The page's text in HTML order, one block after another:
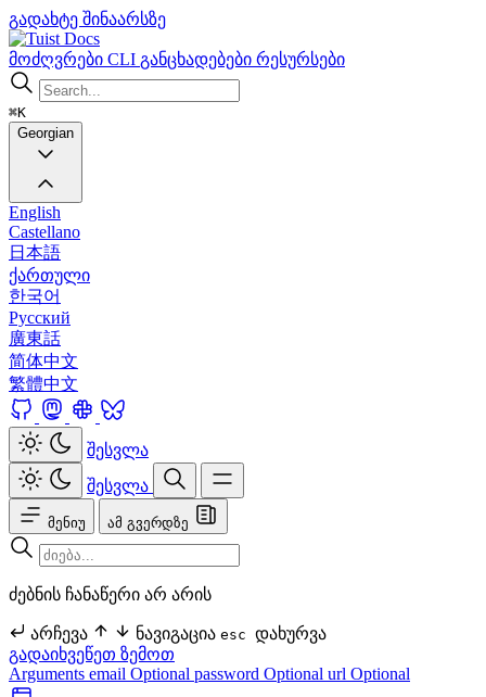
გადახტე შინაარსზე
Docs
მოძღვრები CLI განცხადებები რესურსები
⌘K
Georgian
English
Castellano
日本語
ქართული
한국어
Русский
廣東話
简体中文
繁體中文
შესვლა
შესვლა
მენიუ ამ გვერდზე
ძებნის ჩანაწერი არ არის
არჩევა ნავიგაცია esc დახურვა
გადაიხვეწეთ ზემოთ
Arguments email Optional password Optional url Optional